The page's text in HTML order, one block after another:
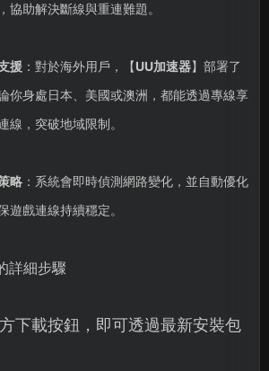
協助解決斷線與重連難題。
援：對於海外用戶，【UU加速器】部署了
你身處日本、美國或澳洲，都能透過專線享
線，突破地域限制。
略：系統會即時偵測網路變化，並自動優化
遊戲連線持續穩定。
詳細步驟
下載按鈕，即可透過最新安裝包